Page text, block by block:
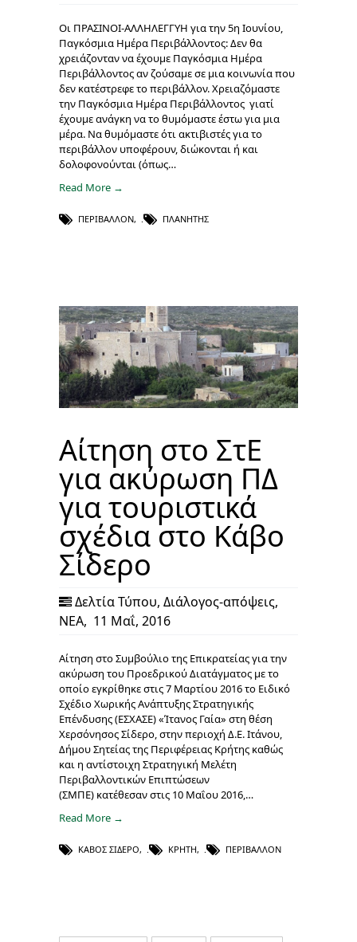
Οι ΠΡΑΣΙΝΟΙ-ΑΛΛΗΛΕΓΓΥΗ για την 5η Ιουνίου,
Παγκόσμια Ημέρα Περιβάλλοντος: Δεν θα
χρειάζονταν να έχουμε Παγκόσμια Ημέρα
Περιβάλλοντος αν ζούσαμε σε μια κοινωνία που
δεν κατέστρεφε το περιβάλλον. Χρειαζόμαστε
την Παγκόσμια Ημέρα Περιβάλλοντος γιατί
έχουμε ανάγκη να το θυμόμαστε έστω για μια
μέρα. Να θυμόμαστε ότι ακτιβιστές για το
περιβάλλον υποφέρουν, διώκονται ή και
δολοφονούνται (όπως…
Read More →
ΠΕΡΙΒΆΛΛΟΝ, ΠΛΑΝΉΤΗΣ
Αίτηση στο ΣτΕ
για ακύρωση ΠΔ
για τουριστικά
σχέδια στο Κάβο
Σίδερο
Δελτία Τύπου, Διάλογος-απόψεις,
ΝΕΑ, 11 Μαΐ, 2016
Αίτηση στο Συμβούλιο της Επικρατείας για την
ακύρωση του Προεδρικού Διατάγματος με το
οποίο εγκρίθηκε στις 7 Μαρτίου 2016 το Ειδικό
Σχέδιο Χωρικής Ανάπτυξης Στρατηγικής
Επένδυσης (ΕΣΧΑΣΕ) «Ίτανος Γαία» στη θέση
Χερσόνησος Σίδερο, στην περιοχή Δ.Ε. Ιτάνου,
Δήμου Σητείας της Περιφέρειας Κρήτης καθώς
και η αντίστοιχη Στρατηγική Μελέτη
Περιβαλλοντικών Επιπτώσεων
(ΣΜΠΕ) κατέθεσαν στις 10 Μαΐου 2016,…
Read More →
ΚΑΒΟΣ ΣΙΔΕΡΟ, ΚΡΉΤΗ, ΠΕΡΙΒΆΛΛΟΝ